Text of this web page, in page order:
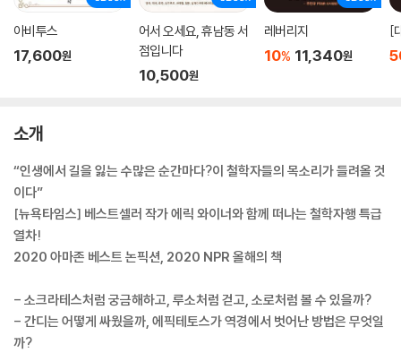
아비투스
17,600원
어서 오세요, 휴남동 서
점입니다
10,500원
레버리지
10% 11,340원
[
소개
“인생에서 길을 잃는 수많은 순간마다?이 철학자들의 목소리가 들려올 것
이다”
[뉴욕타임스] 베스트셀러 작가 에릭 와이너와 함께 떠나는 철학자행 특급
열차!
2020 아마존 베스트 논픽션, 2020 NPR 올해의 책
- 소크라테스처럼 궁금해하고, 루소처럼 걷고, 소로처럼 볼 수 있을까?
- 간디는 어떻게 싸웠을까, 에픽테토스가 역경에서 벗어난 방법은 무엇일
까?